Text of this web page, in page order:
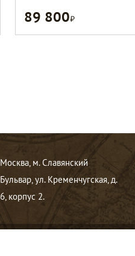
89 800Р
Москва, м. Славянский
Бульвар, ул. Кременчугская, д.
6, корпус 2.